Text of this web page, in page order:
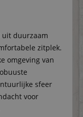
uit duurzaam
zitplek.
omgeving van
sfeer
voor